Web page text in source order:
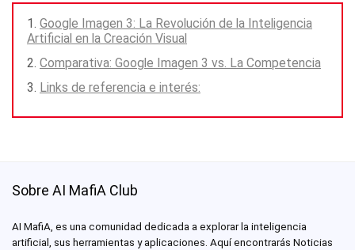
Google Imagen 3: La Revolución de la Inteligencia
Artificial en la Creación Visual
Comparativa: Google Imagen 3 vs. La Competencia
Links de referencia e interés:
Sobre AI MafiA Club
AI MafiA, es una comunidad dedicada a explorar la inteligencia
artificial, sus herramientas y aplicaciones. Aquí encontrarás Noticias